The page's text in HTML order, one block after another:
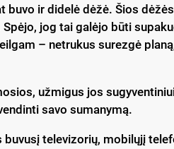
buvo ir didelė dėžė. Šios
jog tai galėjo būti
– netrukus surezgė
užmigus jos
savo sumanymą.
televizorių, mobilųjį